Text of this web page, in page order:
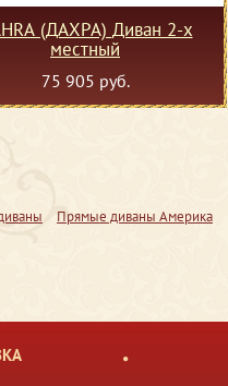
(ДАХРА) Диван 2-х
местный
75 905 руб.
Прямые диваны Америка